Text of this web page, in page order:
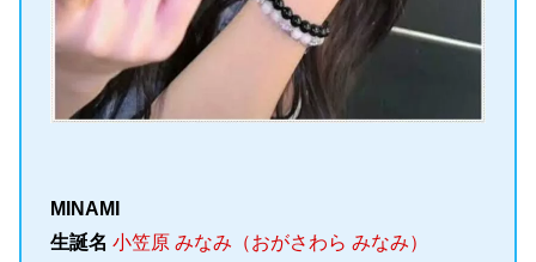
MINAMI
生誕名 小笠原 みなみ（おがさわら みなみ）